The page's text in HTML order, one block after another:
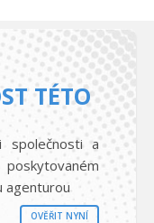
TÉTO
společnosti a
agenturou
OVĚŘIT NYNÍ